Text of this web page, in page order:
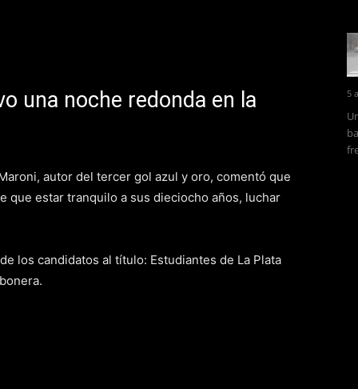
una noche redonda en la
autor del tercer gol azul y oro, comentó que
que estar tranquilo a sus dieciocho años, luchar
los candidatos al título: Estudiantes de La Plata
5